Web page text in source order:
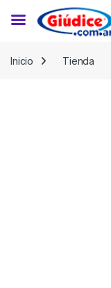
Inicio
Tienda